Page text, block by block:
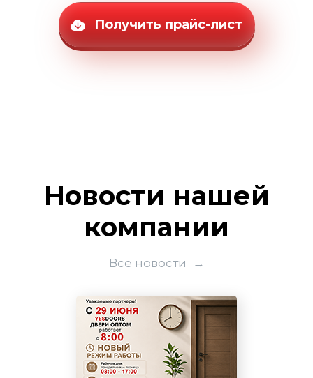
Получить прайс-лист
Новости нашей
компании
Все новости →